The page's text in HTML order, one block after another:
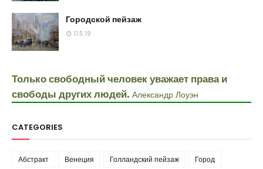
Городской пейзаж
11.5.19
Только свободный человек уважает права и
свободы других людей. Александр Лоуэн
CATEGORIES
Абстракт Венеция Голландский пейзаж Город